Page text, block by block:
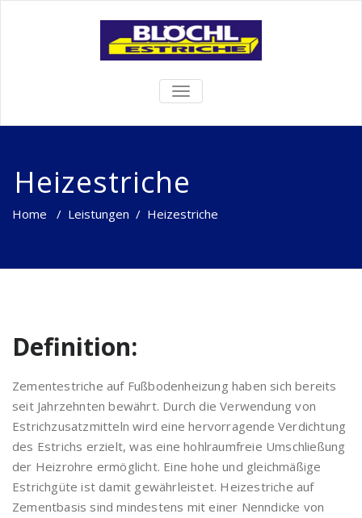
TOGGLE
Heizestriche
Home / Leistungen / Heizestriche
Definition:
Zementestriche auf Fußbodenheizung haben sich bereits
seit Jahrzehnten bewährt. Durch die Verwendung von
Estrichzusatzmitteln wird eine hervorragende Verdichtung
des Estrichs erzielt, was eine hohlraumfreie Umschließung
der Heizrohre ermöglicht. Eine hohe und gleichmäßige
Estrichgüte ist damit gewährleistet. Heizestriche auf
Zementbasis sind mindestens mit einer Nenndicke von